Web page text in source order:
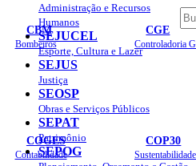
CBM
Bombeiros
CGE
Controladoria
COGES
Contabilidade
COP30
Administração e Recursos
Humanos
SEJUCEL
Esporte, Cultura e Lazer
SEJUS
Justiça
SEOSP
Obras e Serviços Públicos
SEPAT
Patrimônio
SEPOG